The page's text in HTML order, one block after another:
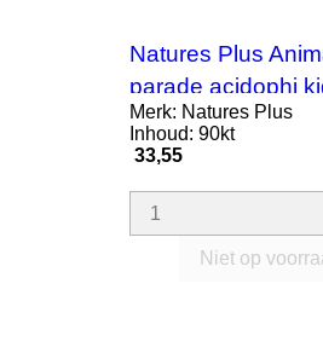
Natures Plus
parade acidophi
Merk: Natures Plus
Inhoud: 90kt
Prijs
33,55
Niet op